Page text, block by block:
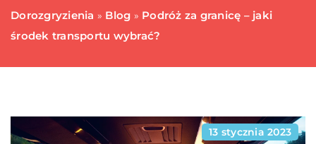
Dorozgryzienia » Blog » Podróż za granicę – jaki
środek transportu wybrać?
13 stycznia 2023